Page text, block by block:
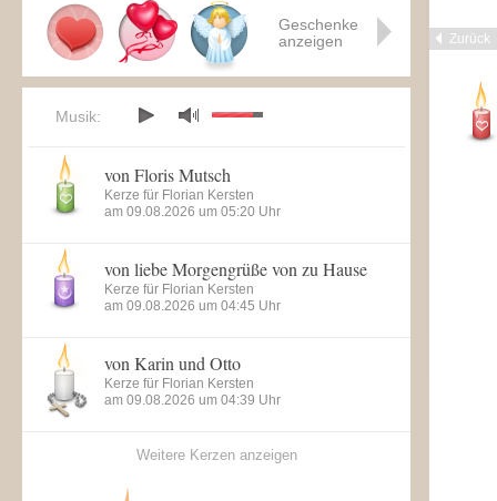
Zurück
Geschenke
anzeigen
Musik:
von Floris Mutsch
Kerze für Florian Kersten
am 09.08.2026 um 05:20 Uhr
von liebe Morgengrüße von zu Hause
Kerze für Florian Kersten
am 09.08.2026 um 04:45 Uhr
von Karin und Otto
Kerze für Florian Kersten
am 09.08.2026 um 04:39 Uhr
Weitere Kerzen anzeigen